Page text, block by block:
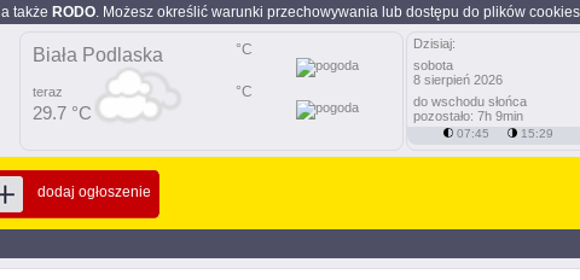
a także RODO. Możesz określić warunki przechowywania lub dostępu do plików
Biała Podlaska
teraz
29.7 °C
°C
°C
Dzisiaj:
sobota
8 sierpień 2026
do wschodu słońca
pozostało: 7h 9min
07:45 15:29
dodaj ogłoszenie